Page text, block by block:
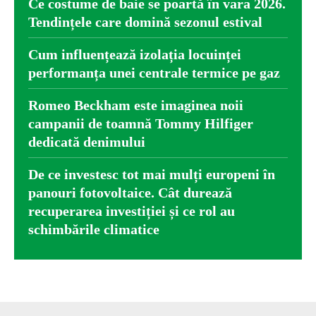
Ce costume de baie se poartă în vara 2026.
Tendințele care domină sezonul estival
Cum influențează izolația locuinței
performanța unei centrale termice pe gaz
Romeo Beckham este imaginea noii
campanii de toamnă Tommy Hilfiger
dedicată denimului
De ce investesc tot mai mulți europeni în
panouri fotovoltaice. Cât durează
recuperarea investiției și ce rol au
schimbările climatice